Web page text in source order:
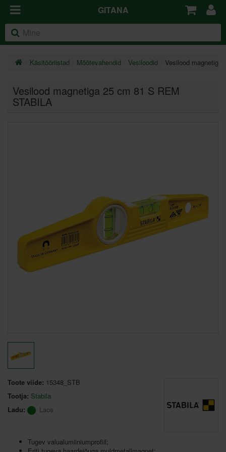
GITANA
Käsitööriistad Mõõtevahendid Vesiloodid Vesilood
Vesilood magnetiga 25 cm 81 S REM
STABILA
Toote viide: 15348_STB
Tootja: Stabila
Ladu:
Laos
Tugev valualumiiniumprofiil;